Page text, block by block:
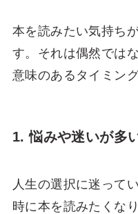
本を読みたい気持ち
す。それは偶然では
意味のあるタイミン
1. 悩みや迷いが多
人生の選択に迷って
時に本を読みたくな